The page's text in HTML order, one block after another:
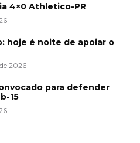
4×0 Athletico-PR
hoje é noite de apoiar o
2026
para defender
15